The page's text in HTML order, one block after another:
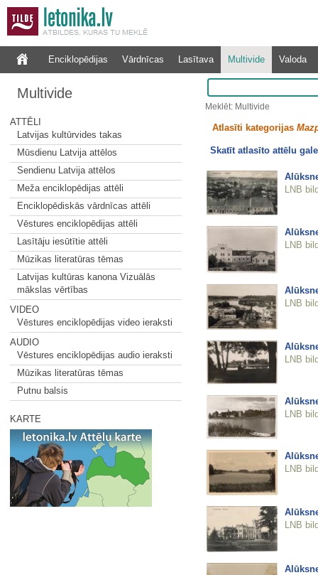
Enciklopēdijas Vārdnīcas Lasītava Multivide Valoda
Multivide
ATTĒLI
Latvijas kultūrvides takas
Mūsdienu Latvija attēlos
Sendienu Latvija attēlos
Meža enciklopēdijas attēli
Enciklopēdiskās vārdnīcas attēli
Vēstures enciklopēdijas attēli
Lasītāju iesūtītie attēli
Mūzikas literatūras tēmas
Latvijas kultūras kanona Vizuālās
mākslas vērtības
VIDEO
Vēstures enciklopēdijas video ieraksti
AUDIO
Vēstures enciklopēdijas audio ieraksti
Mūzikas literatūras tēmas
Putnu balsis
KARTE
Meklēt: Multivide
Atlasīti kategorijas
Skatīt atlasīto attēlu
LNB
LNB
LNB
LNB
LNB
LNB
LNB